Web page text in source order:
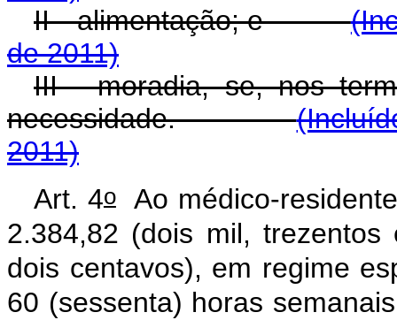
II - alimentação; e
de 2011)
III - moradia, se, nos
necessidade.
2011)
Art. 4oAo médico-
2.384,82 (dois mil,
dois centavos), em regime
60 (sessenta) horas